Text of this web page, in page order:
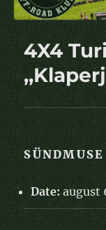
4X4
Date: august